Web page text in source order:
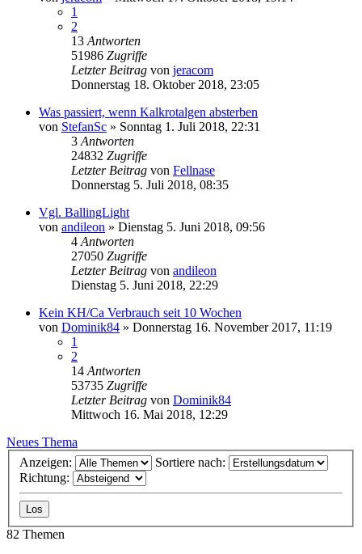
1
2
13 Antworten
51986 Zugriffe
Letzter Beitrag von jeracom
Donnerstag 18. Oktober 2018, 23:05
Was passiert, wenn Kalkrotalgen absterben
von StefanSc » Sonntag 1. Juli 2018, 22:31
3 Antworten
24832 Zugriffe
Letzter Beitrag von Fellnase
Donnerstag 5. Juli 2018, 08:35
Vgl. BallingLight
von andileon » Dienstag 5. Juni 2018, 09:56
4 Antworten
27050 Zugriffe
Letzter Beitrag von andileon
Dienstag 5. Juni 2018, 22:29
Kein KH/Ca Verbrauch seit 10 Wochen
von Dominik84 » Donnerstag 16. November 2017, 11:19
1
2
14 Antworten
53735 Zugriffe
Letzter Beitrag von Dominik84
Mittwoch 16. Mai 2018, 12:29
Neues Thema
Anzeigen:
Sortiere nach:
Richtung:
82 Themen